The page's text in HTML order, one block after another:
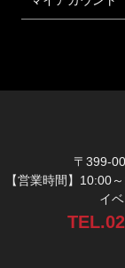
〒399-
【営業時間】
イ